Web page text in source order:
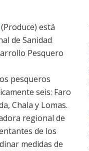
(Produce) está
de Sanidad
Pesquero
pesqueros
seis: Faro
Chala y Lomas.
regional de
de los
medidas de